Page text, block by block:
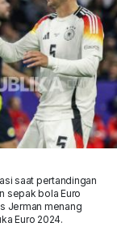
saat pertandingan
sepak bola Euro
Jerman menang
Euro 2024.